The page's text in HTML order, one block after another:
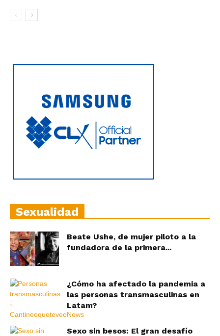
Sexualidad
Beate Ushe, de mujer piloto a la
fundadora de la primera...
¿Cómo ha afectado la pandemia a
las personas transmasculinas en
Latam?
Sexo sin besos: El gran desafío